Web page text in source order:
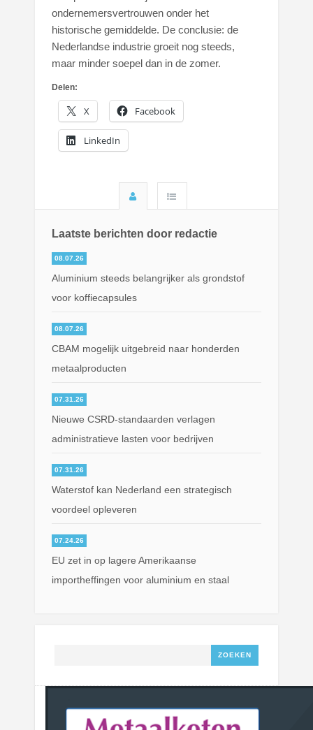
ondernemersvertrouwen onder het
historische gemiddelde. De conclusie: de
Nederlandse industrie groeit nog steeds,
maar minder soepel dan in de zomer.
Delen:
X Facebook
LinkedIn
Laatste berichten door redactie
08.07.26
Aluminium steeds belangrijker als grondstof
voor koffiecapsules
08.07.26
CBAM mogelijk uitgebreid naar honderden
metaalproducten
07.31.26
Nieuwe CSRD-standaarden verlagen
administratieve lasten voor bedrijven
07.31.26
Waterstof kan Nederland een strategisch
voordeel opleveren
07.24.26
EU zet in op lagere Amerikaanse
importheffingen voor aluminium en staal